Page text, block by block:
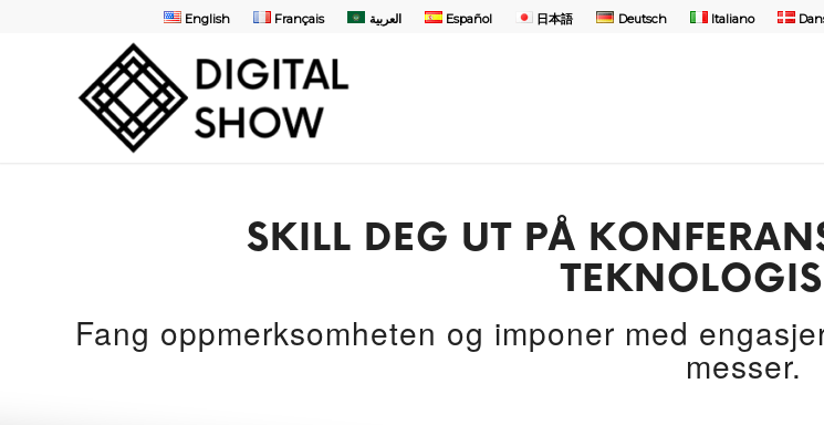
English Français العربية Español 日本語 Deutsch Italiano
SKILL DEG UT PÅ
Fang oppmerksomheten og imponer med
messer.